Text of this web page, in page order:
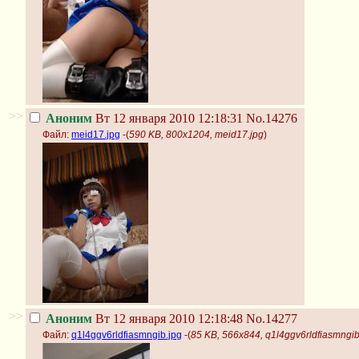
>> Аноним Вт 12 января 2010 12:18:31 No.14276
Файл: meid17.jpg -(590 KB, 800x1204, meid17.jpg)
>> Аноним Вт 12 января 2010 12:18:48 No.14277
Файл: q1l4ggv6rldfiasmngib.jpg -(85 KB, 566x844,